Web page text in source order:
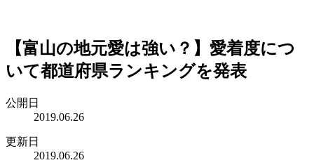
【富山の地元愛は強い？】愛着度につ
いて都道府県ランキングを発表
公開日
2019.06.26
更新日
2019.06.26